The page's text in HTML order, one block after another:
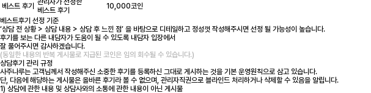
베스트 후기
관리자가 선정한
베스트 후기
10,000코인
베스트후기 선정 기준
‘상담 전 상황 > 상담 내용 > 상담 후 느낀 점’ 을 바탕으로 디테일하고 정성껏 작성해주시면 선정 될 가능성이 높습니다.
후기를 보는 다른 내담자가 도움이 될 수 있도록 내담자 입장에서
잘 풀어주시면 감사하겠습니다.
(동일한 내용의 반복 게시물로 지급된 코인은 임의 회수될 수 있습니다.)
상담후기 관리 규정
사주나루는 고객님께서 작성해주신 소중한 후기를 등록하신 그대로 게시하는 것을 기본 운영원칙으로 삼고 있습니다.
단, 다음에 해당하는 게시물은 올바른 후기라 볼 수 없으며, 관리자직권으로 블라인드 처리하거나 삭제할 수 있음을 알립니다.
1) 상담에 관한 내용 및 상담사와의 소통에 관한 내용이 아닌 게시물